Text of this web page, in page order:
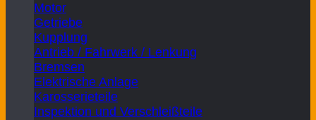
Motor
Getriebe
Kupplung
Antrieb / Fahrwerk / Lenkung
Bremsen
Elektrische Anlage
Karosserieteile
Inspektion und Verschleißteile